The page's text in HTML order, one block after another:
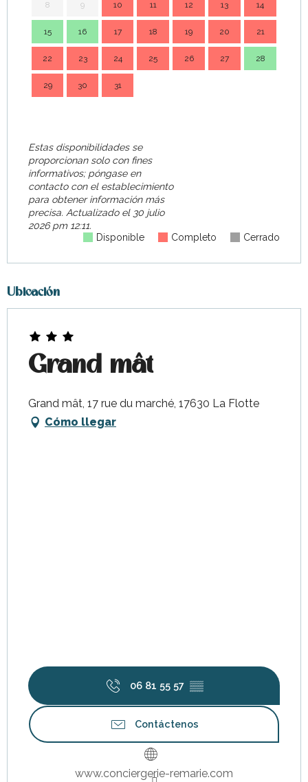
8 9 10 11 12 13 14
15 16 17 18 19 20 21
22 23 24 25 26 27 28
29 30 31
Estas disponibilidades se
proporcionan solo con fines
informativos; póngase en
contacto con el establecimiento
para obtener información más
precisa. Actualizado el30 julio
2026 pm 12:11.
Disponible
Completo Cerrado
Ubicación
Grand mât
Grand mât, 17 rue du marché, 17630 La Flotte
Cómo llegar
06 81 55 57 ▒▒
Contáctenos
www.conciergerie-remarie.com